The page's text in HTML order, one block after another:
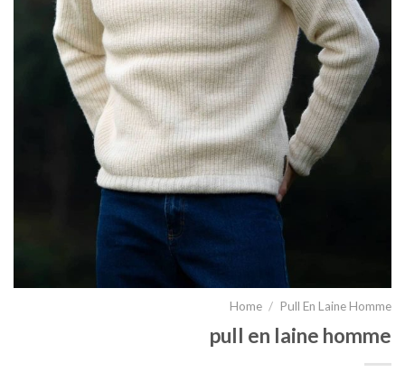
Home / Pull En Laine Homme
pull en laine homme